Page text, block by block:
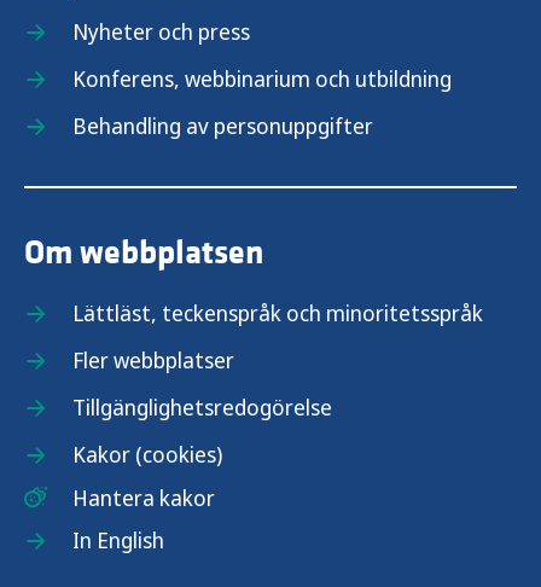
Nyheter och press
Konferens, webbinarium och utbildning
Behandling av personuppgifter
Om webbplatsen
Lättläst, teckenspråk och minoritetsspråk
Fler webbplatser
Tillgänglighetsredogörelse
Kakor (cookies)
Hantera kakor
In English